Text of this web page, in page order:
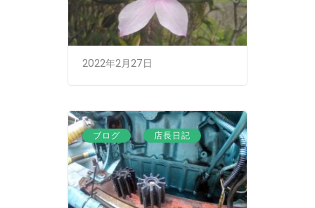
2022年2月27日
ブログ 、 店長日記